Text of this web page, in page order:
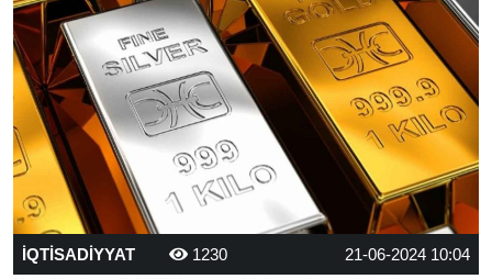
İQTİSADİYYAT 1230
21-06-2024 10:04